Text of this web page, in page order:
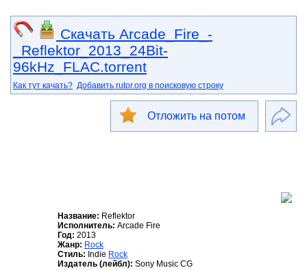
Скачать Arcade_Fire_-
_Reflektor_2013_24Bit-
96kHz_FLAC.torrent
Как тут качать? Добавить rutor.org в поисковую строку
Отложить на потом
Название: Reflektor
Исполнитель: Arcade Fire
Год: 2013
Жанр: Rock
Стиль: Indie Rock
Издатель (лейбл): Sony Music CG